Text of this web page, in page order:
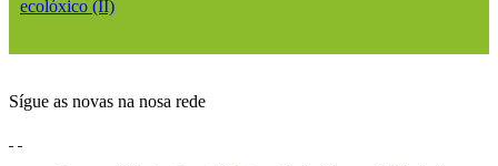
Sígue as novas na nosa rede